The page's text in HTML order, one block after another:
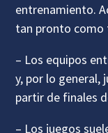
entrenamiento.
tan pronto como
– Los equipos
y, por lo general,
partir de finales
– Los juegos